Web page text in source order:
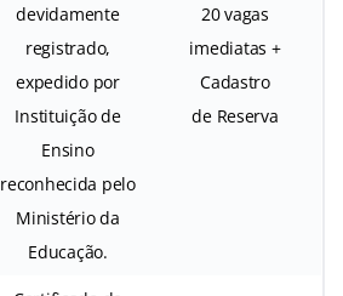
devidamente
registrado,
expedido por
Instituição de
Ensino
reconhecida pelo
Ministério da
Educação.
20 vagas
imediatas +
Cadastro
de Reserva